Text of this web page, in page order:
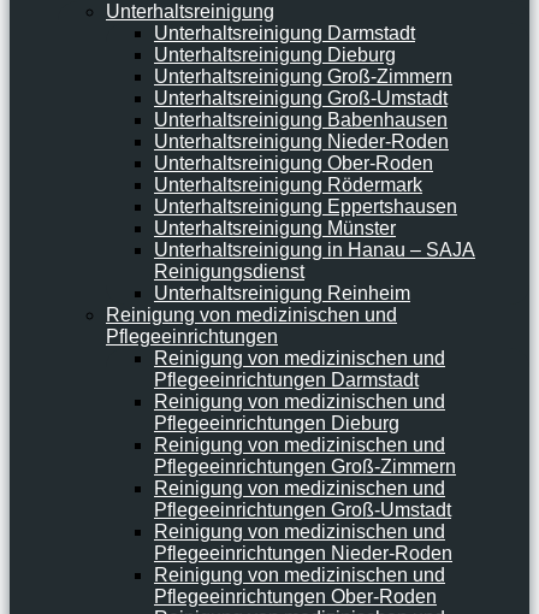
Unterhaltsreinigung
Unterhaltsreinigung Darmstadt
Unterhaltsreinigung Dieburg
Unterhaltsreinigung Groß-Zimmern
Unterhaltsreinigung Groß-Umstadt
Unterhaltsreinigung Babenhausen
Unterhaltsreinigung Nieder-Roden
Unterhaltsreinigung Ober-Roden
Unterhaltsreinigung Rödermark
Unterhaltsreinigung Eppertshausen
Unterhaltsreinigung Münster
Unterhaltsreinigung in Hanau – SAJA
Reinigungsdienst
Unterhaltsreinigung Reinheim
Reinigung von medizinischen und
Pflegeeinrichtungen
Reinigung von medizinischen und
Pflegeeinrichtungen Darmstadt
Reinigung von medizinischen und
Pflegeeinrichtungen Dieburg
Reinigung von medizinischen und
Pflegeeinrichtungen Groß-Zimmern
Reinigung von medizinischen und
Pflegeeinrichtungen Groß-Umstadt
Reinigung von medizinischen und
Pflegeeinrichtungen Nieder-Roden
Reinigung von medizinischen und
Pflegeeinrichtungen Ober-Roden